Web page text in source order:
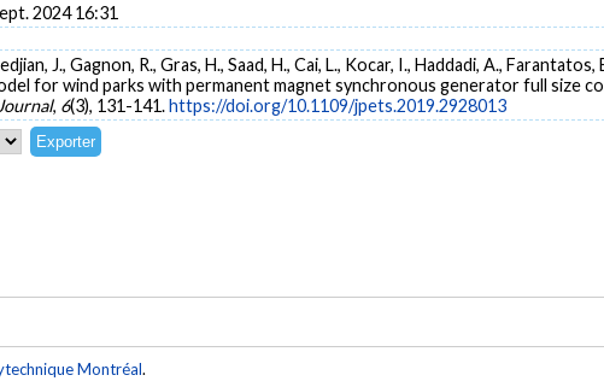
2024 16:31
J., Gagnon, R., Gras, H., Saad, H., Cai, L., Kocar, I., Haddadi, A., Farantatos,
for wind parks with permanent magnet synchronous generator full size
, 6(3), 131-141.https://doi.org/10.1109/jpets.2019.2928013
Montréal.